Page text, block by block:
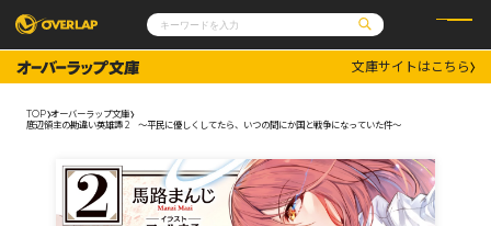
コミックガルド
コミッククリエ
LiQulle
ノベルス
ノベルスf
コミックエッセイ
ポケットモンスター
アニメ
ゲーム
OVERLAP STORE
オーバーラップ広報室
企業
会社概要
文庫サイトはこちら
TOP オーバーラップ文庫
底辺領主の勘違い英雄譚 2 ～平民に優しくしてたら、いつの間にか国と戦争になっていた件～